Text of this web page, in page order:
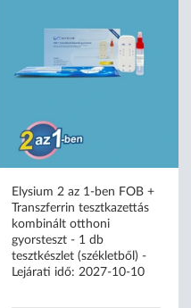
Elysium 2 az 1-ben FOB +
Transzferrin tesztkazettás
kombinált otthoni
gyorsteszt - 1 db
tesztkészlet (székletből) -
Lejárati idő: 2027-10-10